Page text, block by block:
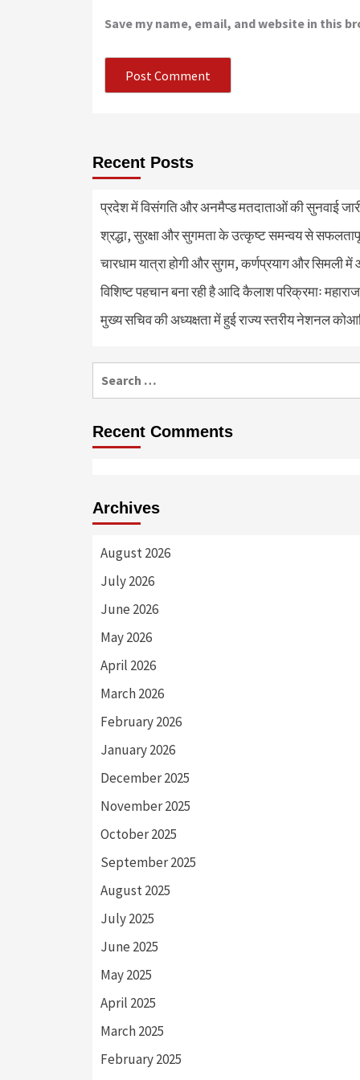
Save my name, email, and website in this
Recent Posts
प्रदेश में विसंगति और अनमैप्ड मतदाताओं की सुनवाई
श्रद्धा, सुरक्षा और सुगमता के उत्कृष्ट समन्वय से
चारधाम यात्रा होगी और सुगम, कर्णप्रयाग और सिमली
विशिष्ट पहचान बना रही है आदि कैलाश परिक्रमाः महाराज
मुख्य सचिव की अध्यक्षता में हुई राज्य स्तरीय नेशनल
Recent Comments
Archives
August 2026
July 2026
June 2026
May 2026
April 2026
March 2026
February 2026
January 2026
December 2025
November 2025
October 2025
September 2025
August 2025
July 2025
June 2025
May 2025
April 2025
March 2025
February 2025